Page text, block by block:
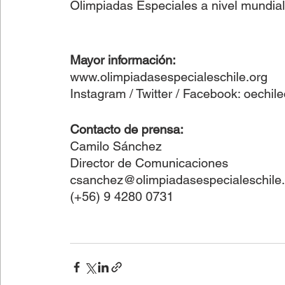
Olimpiadas Especiales a nivel
Mayor información:
www.olimpiadasespecialeschile.org
Instagram / Twitter / Facebook:
Contacto de prensa:
Camilo Sánchez
Director de Comunicaciones
(+56) 9 4280 0731